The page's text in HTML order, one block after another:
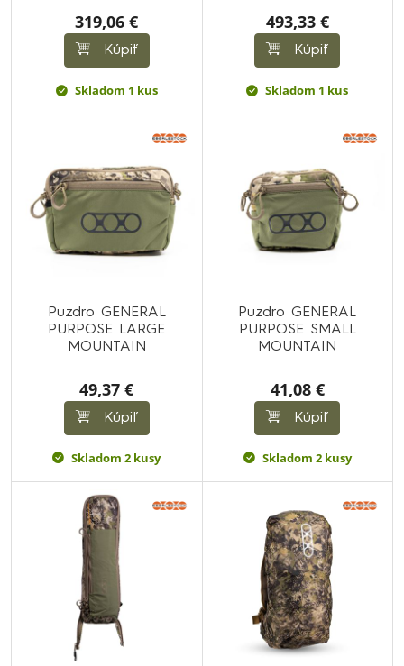
319,06 €
Kúpiť
Skladom 1 kus
493,33 €
Kúpiť
Skladom 1 kus
Puzdro GENERAL
PURPOSE LARGE
MOUNTAIN
49,37 €
Kúpiť
Skladom 2 kusy
Puzdro GENERAL
PURPOSE SMALL
MOUNTAIN
41,08 €
Kúpiť
Skladom 2 kusy